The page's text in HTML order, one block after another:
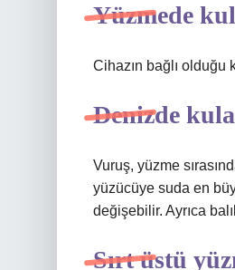
Yüzmede
Cihazın bağlı olduğu
Denizde
Vuruş, yüzme
yüzücüye suda en
değişebilir. Ayrıca
Sırt üstü